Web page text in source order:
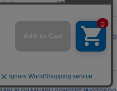
50%
ALOHA&HARU CONCEPT
屋に飾ります！